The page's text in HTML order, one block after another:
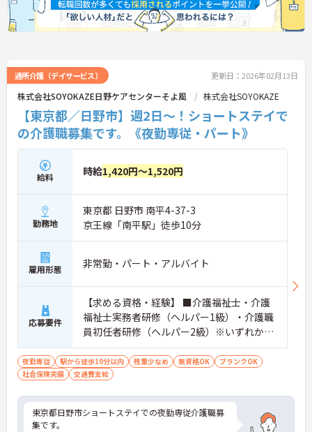
通所介護（デイサービス） 更新日：2026年02月13日
株式会社SOYOKAZE日野ケアセンターそよ風 株式会社SOYOKAZE
【東京都／日野市】週2日～！ショートステイで
の介護職募集です。《夜勤専従・パート》
給料 時給1,420円～1,520円
勤務地
東京都 日野市 南平4-37-3
京王線「南平駅」徒歩10分
雇用形態 非常勤・パート・アルバイト
応募要件
【求める資格・経験】 ■介護福祉士・介護
福祉士実務者研修（ヘルパー1級）・介護職
員初任者研修（ヘルパー2級）※いずれかの
資格を所持で可 ■簡単なPC操作（Excel、W
ord） ■経験不問
夜勤専従 駅から徒歩10分以内 残業少なめ 無資格OK
ブランクOK
社会保険完備
交通費支給
東京都日野市ショートステイでの夜勤専従介護職募
集です。